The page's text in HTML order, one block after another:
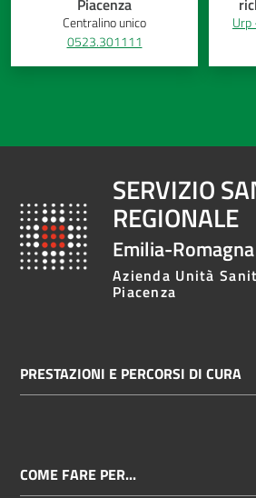
Centralino unico
0523.301111
Urp
SERVIZIO
REGIONALE
Emilia-Romagna
Azienda Unità
Piacenza
PRESTAZIONI E PERCORSI DI CURA
COME FARE PER...